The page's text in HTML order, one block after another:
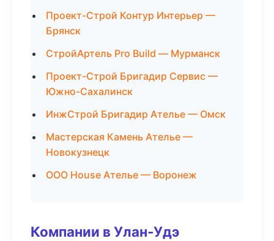
Проект-Строй Контур Интерьер —
Брянск
СтройАртель Pro Build — Мурманск
Проект-Строй Бригадир Сервис —
Южно-Сахалинск
ИнжСтрой Бригадир Ателье — Омск
Мастерская Камень Ателье —
Новокузнецк
ООО House Ателье — Воронеж
Компании в Улан-Удэ